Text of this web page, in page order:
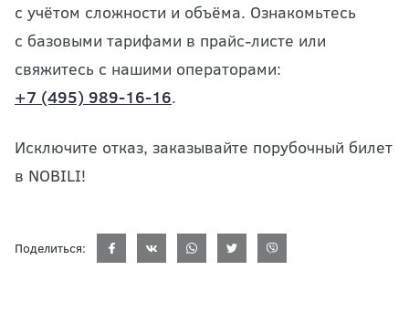
с учётом сложности и объёма. Ознакомьтесь
с базовыми тарифами в прайс-листе или
свяжитесь с нашими операторами:
+7 (495) 989-16-16.
Исключите отказ, заказывайте порубочный билет
в NOBILI!
Поделиться: